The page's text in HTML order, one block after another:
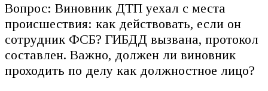
Вопрос: Виновник ДТП уехал с места
происшествия: как действовать, если он
сотрудник ФСБ? ГИБДД вызвана, протокол
составлен. Важно, должен ли виновник
проходить по делу как должностное лицо?